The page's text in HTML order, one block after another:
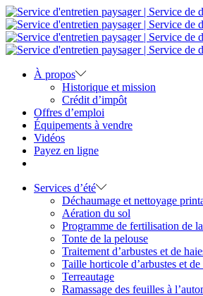
À propos
Historique et mission
Crédit d’impôt
Offres d’emploi
Équipements à vendre
Vidéos
Payez en ligne
Services d’été
Déchaumage et nettoyage
Aération du sol
Programme de fertilisation de
Tonte de la pelouse
Traitement d’arbustes et de
Taille horticole d’arbustes et de
Terreautage
Ramassage des feuilles à